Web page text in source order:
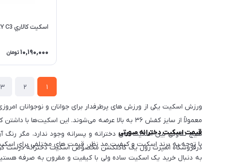
اسكيت كالاري CALARY C3 |صورتي
10,190,000 تومان
1
2
3
ورزش اسکیت یکی از ورزش های پرطرفدار برای جوانان و نوجوانان
معمولاً از سایز کفش ۳۶ به بالا عرضه می‌شوند.
هیچ تفاوتی بین اسکیت های دخترانه و پسرانه وجود ندارد، مگر
درفروشگاه اسپرت رول یک کاکلکشن مخصوص اسکیت دخترانه درست
قیمت اسکیت دخترانه صورتی
به دنبال خرید یک اسکیت ساده ولی با کیفیت و مقرون به صرفه